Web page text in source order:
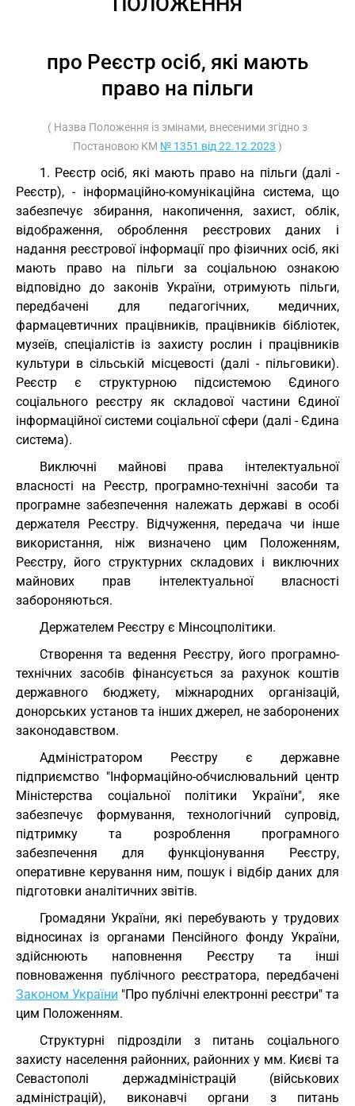
про Реєстр осіб, які мають
право на пільги
( Назва Положення із змінами, внесеними згідно з
Постановою КМ № 1351 від 22.12.2023 )
1. Реєстр осіб, які мають право на пільги (далі -
Реєстр), - інформаційно-комунікаційна система, що
забезпечує збирання, накопичення, захист, облік,
відображення, оброблення реєстрових даних і
надання реєстрової інформації про фізичних осіб, які
мають право на пільги за соціальною ознакою
відповідно до законів України, отримують пільги,
передбачені для педагогічних, медичних,
фармацевтичних працівників, працівників бібліотек,
музеїв, спеціалістів із захисту рослин і працівників
культури в сільській місцевості (далі - пільговики).
Реєстр є структурною підсистемою Єдиного
соціального реєстру як складової частини Єдиної
інформаційної системи соціальної сфери (далі - Єдина
система).
Виключні майнові права інтелектуальної
власності на Реєстр, програмно-технічні засоби та
програмне забезпечення належать державі в особі
держателя Реєстру. Відчуження, передача чи інше
використання, ніж визначено цим Положенням,
Реєстру, його структурних складових і виключних
майнових прав інтелектуальної власності
забороняються.
Держателем Реєстру є Мінсоцполітики.
Створення та ведення Реєстру, його програмно-
технічних засобів фінансується за рахунок коштів
державного бюджету, міжнародних організацій,
донорських установ та інших джерел, не заборонених
законодавством.
Адміністратором Реєстру є державне
підприємство "Інформаційно-обчислювальний центр
Міністерства соціальної політики України", яке
забезпечує формування, технологічний супровід,
підтримку та розроблення програмного
забезпечення для функціонування Реєстру,
оперативне керування ним, пошук і відбір даних для
підготовки аналітичних звітів.
Громадяни України, які перебувають у трудових
відносинах із органами Пенсійного фонду України,
здійснюють наповнення Реєстру та інші
повноваження публічного реєстратора, передбачені
Законом України "Про публічні електронні реєстри" та
цим Положенням.
Структурні підрозділи з питань соціального
захисту населення районних, районних у мм. Києві та
Севастополі держадміністрацій (військових
адміністрацій), виконавчі органи з питань